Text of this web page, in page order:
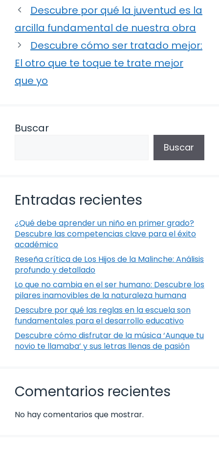
Descubre por qué la juventud es la
arcilla fundamental de nuestra obra
Descubre cómo ser tratado mejor:
El otro que te toque te trate mejor
que yo
Buscar
Buscar
Entradas recientes
¿Qué debe aprender un niño en primer grado?
Descubre las competencias clave para el éxito
académico
Reseña crítica de Los Hijos de la Malinche: Análisis
profundo y detallado
Lo que no cambia en el ser humano: Descubre los
pilares inamovibles de la naturaleza humana
Descubre por qué las reglas en la escuela son
fundamentales para el desarrollo educativo
Descubre cómo disfrutar de la música ‘Aunque tu
novio te llamaba’ y sus letras llenas de pasión
Comentarios recientes
No hay comentarios que mostrar.